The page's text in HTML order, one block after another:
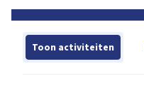
Toon activiteiten